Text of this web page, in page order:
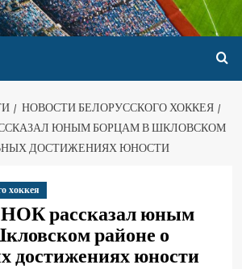
НОВОСТИ БЕЛОРУССКОГО ХОККЕЯ
ЮНЫМ БОРЦАМ В ШКЛОВСКОМ
ДОСТИЖЕНИЯХ ЮНОСТИ
хоккея
НОК рассказал юным
районе о
достижениях юности